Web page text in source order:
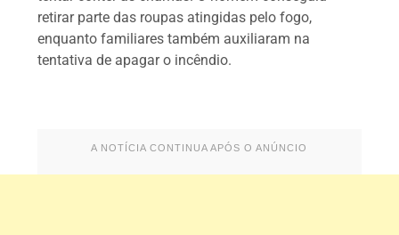
retirar parte das roupas atingidas pelo fogo,
enquanto familiares também auxiliaram na
tentativa de apagar o incêndio.
A NOTÍCIA CONTINUA APÓS O ANÚNCIO